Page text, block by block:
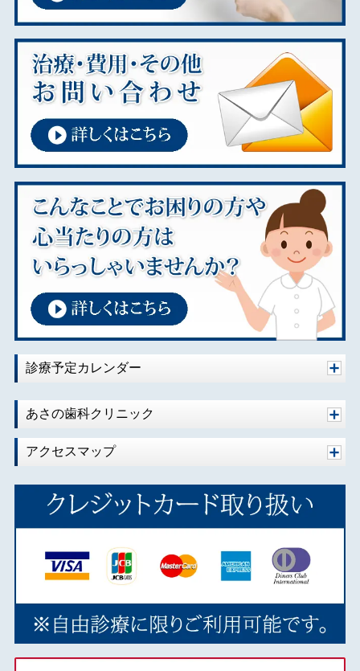
2024年09月
2024年08月
2024年07月
2024年01月
2023年11月
2023年02月
2023年01月
2022年01月
2021年12月
2021年08月
2021年07月
2020年10月
2020年08月
2020年07月
2020年06月
2020年02月
2020年01月
2019年10月
2019年09月
2019年08月
2019年07月
2019年06月
2019年05月
2019年03月
2018年12月
診療予定カレンダー
あさの歯科クリニック
アクセスマップ